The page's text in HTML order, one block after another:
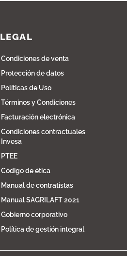
LEGAL
Condiciones de venta
Protección de datos
Políticas de Uso
Términos y Condiciones
Facturación electrónica
Condiciones contractuales
Invesa
PTEE
Código de ética
Manual de contratistas
Manual SAGRILAFT 2021
Gobierno corporativo
Política de gestión integral